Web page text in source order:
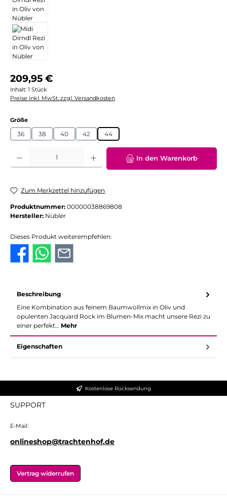
Regulärer Preis:
209,95 €
Inhalt: 1 Stück
Preise inkl. MwSt. zzgl. Versandkosten
Größeauswählen
36 38 40 42 44
Produkt Anzahl: Gib den gewünschten Wert ein oder benutze die
In den Warenkorb
Zum Merkzettel hinzufügen
Produktnummer: 00000038869808
Hersteller: Nübler
Dieses Produkt weiterempfehlen:
Beschreibung
Eine Kombination aus feinem Baumwollmix in Oliv und
opulenten Jacquard Rock im Blumen-Mix macht unsere Rezi zu
einer perfekt… Mehr
Eigenschaften
Kostenlose Rücksendung
SUPPORT
E-Mail:
onlineshop@trachtenhof.de
Vertrag widerrufen